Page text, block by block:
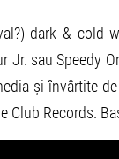
dark & cold
Jr. sau Speedy
și învârtite
Club Records.